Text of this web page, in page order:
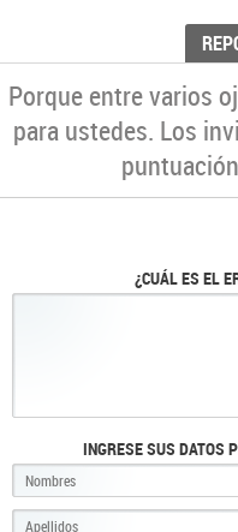
Porque entre varios
para ustedes. Los
¿CUÁL ES EL
INGRESE SUS DATOS